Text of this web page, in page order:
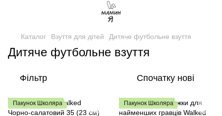
Каталог Взуття для дітей Дитяче футбольне взуття
Дитяче футбольне взуття
Фільтр Спочатку нові
Пакунок Школяра Пакунок Школяра